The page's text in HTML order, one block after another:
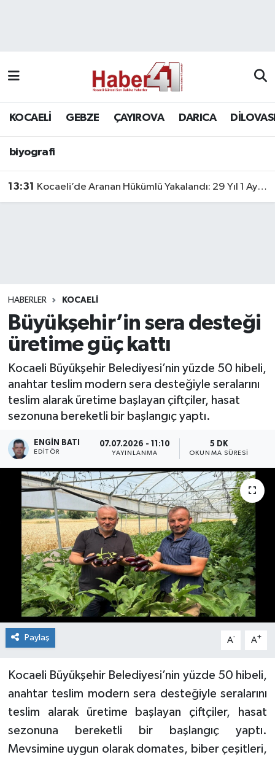
KOCAELİ GEBZE ÇAYIROVA DARICA
biyografi
13:31 Kocaeli’de Aranan Hükümlü Yakalandı: 29 Yıl 1 Ay Hapis Cezası Bulunuyordu
HABERLER KOCAELİ
Büyükşehir’in sera desteği
üretime güç kattı
Kocaeli Büyükşehir Belediyesi’nin yüzde 50 hibeli,
anahtar teslim modern sera desteğiyle seralarını
teslim alarak üretime başlayan çiftçiler, hasat
sezonuna bereketli bir başlangıç yaptı.
ENGIN BATI
EDITÖR
07.07.2026 - 11:10
YAYINLANMA
5 DK
OKUNMA SÜRESI
Paylaş A- A+
Kocaeli Büyükşehir Belediyesi’nin yüzde 50 hibeli,
anahtar teslim modern sera desteğiyle seralarını
teslim alarak üretime başlayan çiftçiler, hasat
sezonuna bereketli bir başlangıç yaptı.
Mevsimine uygun olarak domates, biber çeşitleri,
SPOR
Bilim, Teknoloji
ÇAYIROVA
DARICA
DİLOVASI
KÖRFEZ
Hava Durumu
Namaz Vakitleri
Trafik Durumu
Süper Lig Puan Durumu ve Fikstür
Tüm Manşetler